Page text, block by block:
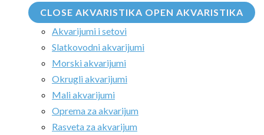
CLOSE AKVARISTIKA OPEN AKVARISTIKA
Akvarijumi i setovi
Slatkovodni akvarijumi
Morski akvarijumi
Okrugli akvarijumi
Mali akvarijumi
Oprema za akvarijum
Rasveta za akvarijum